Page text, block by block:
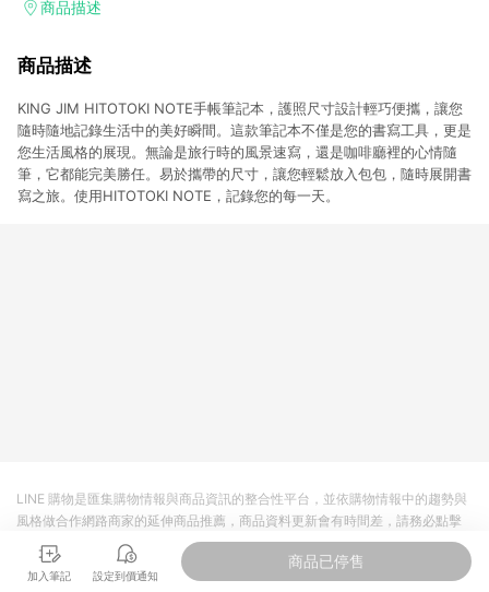
加入WOW會員告別湊免運，火箭速配、火箭跨境優質選品不限金
商品描述
商品描述
KING JIM HITOTOKI NOTE手帳筆記本，護照尺寸設計輕巧便攜，讓您
隨時隨地記錄生活中的美好瞬間。這款筆記本不僅是您的書寫工具，更是
您生活風格的展現。無論是旅行時的風景速寫，還是咖啡廳裡的心情隨
筆，它都能完美勝任。易於攜帶的尺寸，讓您輕鬆放入包包，隨時展開書
寫之旅。使用HITOTOKI NOTE，記錄您的每一天。
加入筆記 設定到價通知
商品已停售
LINE 購物是匯集購物情報與商品資訊的整合性平台，並依購物情報中的趨勢與
風格做合作網路商家的延伸商品推薦，商品資料更新會有時間差，請務必點擊
商品至各合作網路商家，確認現售價與購物條件，一切資訊以合作廠商網頁為
準。